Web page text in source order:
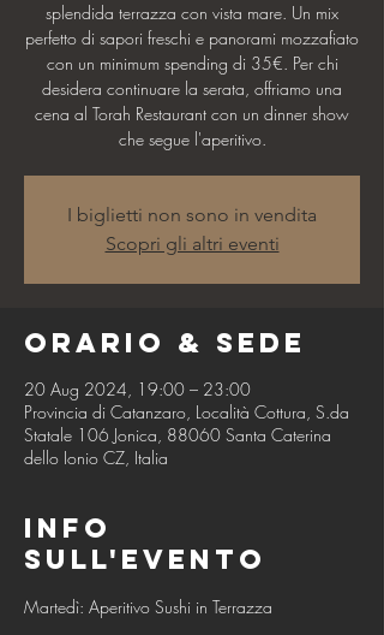
splendida terrazza con vista mare. Un mix
perfetto di sapori freschi e panorami mozzafiato
con un minimum spending di 35€. Per chi
desidera continuare la serata, offriamo una
cena al Torah Restaurant con un dinner show
che segue l'aperitivo.
I biglietti non sono in vendita
Scopri gli altri eventi
Orario & Sede
20 Aug 2024, 19:00 – 23:00
Provincia di Catanzaro, Località Cottura, S.da
Statale 106 Jonica, 88060 Santa Caterina
dello Ionio CZ, Italia
Info
sull'evento